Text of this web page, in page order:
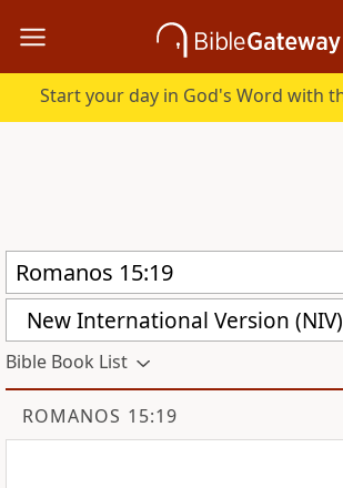
New International Version (NIV)
Bible Book List
ROMANOS 15:19